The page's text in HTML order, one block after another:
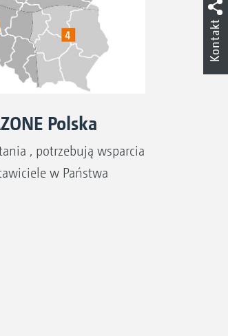
Polska
, potrzebują wsparcia
w Państwa
Kontakt